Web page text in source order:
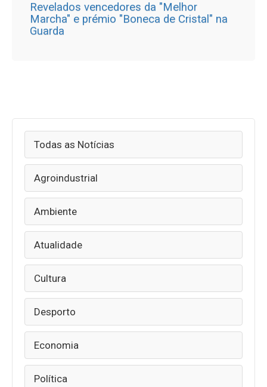
Revelados vencedores da "Melhor
Marcha" e prémio "Boneca de Cristal" na
Guarda
Todas as Notícias
Agroindustrial
Ambiente
Atualidade
Cultura
Desporto
Economia
Política